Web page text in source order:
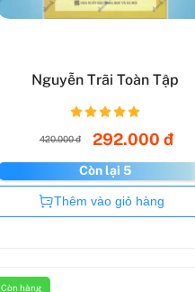
Nguyễn Trãi Toàn Tập
420.000 đ 292.000 đ
Còn lại 5
Còn hàng
Thêm vào giỏ hàng
Còn hàng